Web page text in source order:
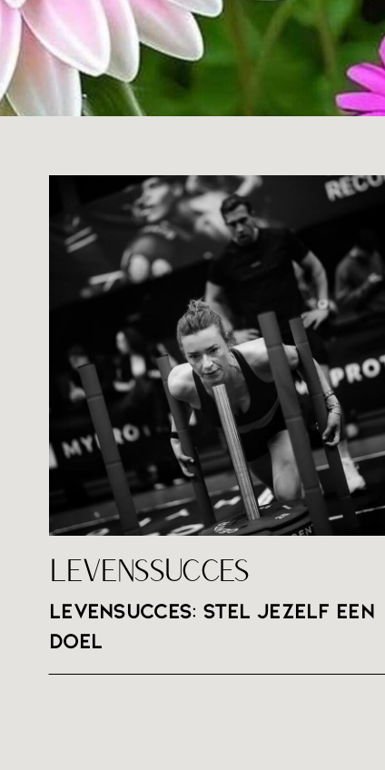
LEES DE BLOG
Levensucces: stel jezelf een
doel
LEVENSSUCCES